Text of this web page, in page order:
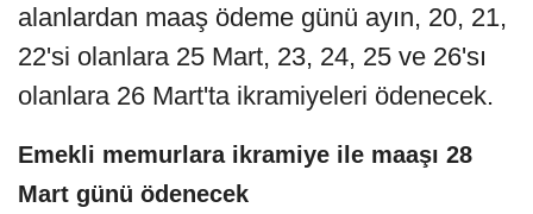
alanlardan maaş ödeme günü ayın, 20, 21,
22'si olanlara 25 Mart, 23, 24, 25 ve 26'sı
olanlara 26 Mart'ta ikramiyeleri ödenecek.
Emekli memurlara ikramiye ile maaşı 28
Mart günü ödenecek